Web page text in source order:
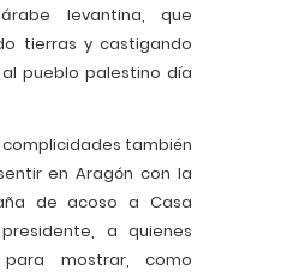
levantina, que
tierras y castigando
pueblo palestino día
también
en Aragón con la
de acoso a Casa
a quienes
para mostrar, como